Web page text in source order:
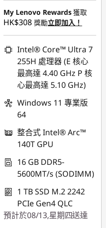
或者
eCoupon Savings :-
HK$9,733.00
*Savings cannot be
combined
使用優惠券 :
FLASHSALE10
eCoupon limited to
3 units
My Lenovo Rewards獲取
HK$308 獎勵立即加入！
Intel® Core™ Ultra 7
255H 處理器 (E 核心
最高達 4.40 GHz P 核
心最高達 5.10 GHz)
Windows 11 專業版
64
整合式 Intel® Arc™
140T GPU
16 GB DDR5-
5600MT/s (SODIMM)
1 TB SSD M.2 2242
PCIe Gen4 QLC
預計於08/13,星期四送達